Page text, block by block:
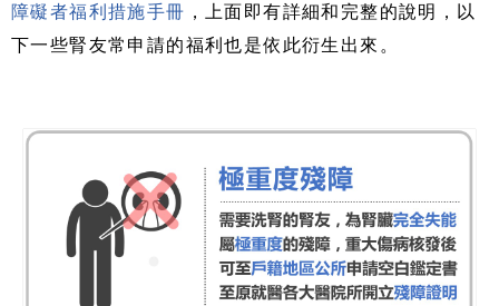
障礙者福利措施手冊 ，上面即有詳細和完整的說明，以
下一些腎友常申請的福利也是依此衍生出來。